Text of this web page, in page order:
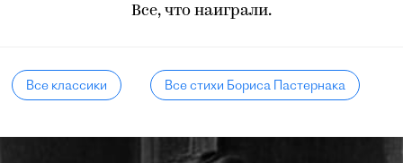
Все, что наиграли.
Все классики Все стихи Бориса Пастернака